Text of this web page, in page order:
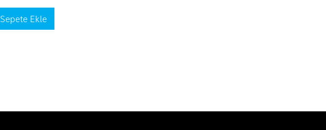
Sepete Ekle